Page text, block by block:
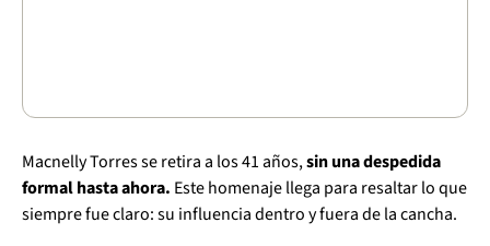
Macnelly Torres se retira a los 41 años,sin una despedida
formal hasta ahora. Este homenaje llega para resaltar lo que
siempre fue claro: su influencia dentro y fuera de la cancha.